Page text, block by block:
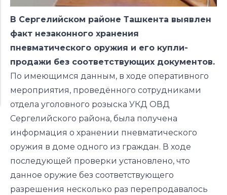
В Сергелийском районе Ташкента выявлен
факт незаконного хранения
пневматического оружия и его купли-
продажи без соответствующих документов.
По имеющимся данным, в ходе оперативного
мероприятия, проведённого сотрудниками
отдела уголовного розыска УКД ОВД
Сергелийского района, была получена
информация о хранении пневматического
оружия в доме одного из граждан. В ходе
последующей проверки установлено, что
данное оружие без соответствующего
разрешения несколько раз перепродавалось